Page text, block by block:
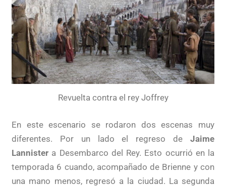
Revuelta contra el rey Joffrey
En este escenario se rodaron dos escenas muy
diferentes. Por un lado el regreso de Jaime
Lannister a Desembarco del Rey. Esto ocurrió en la
temporada 6 cuando, acompañado de Brienne y con
una mano menos, regresó a la ciudad. La segunda